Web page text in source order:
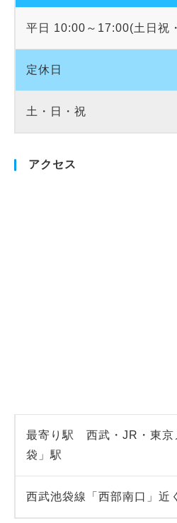
平日 10:00～17:00(土日祝
定休日
土・日・祝
アクセス
最寄り駅 西武・JR・東京
袋」駅
西武池袋線「西部南口」近く